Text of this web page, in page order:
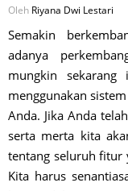
Oleh Riyana Dwi Lestari
Semakin
adanya
mungkin
menggunakan
Anda. Jika Anda
serta merta kita
tentang seluruh fitur
Kita harus